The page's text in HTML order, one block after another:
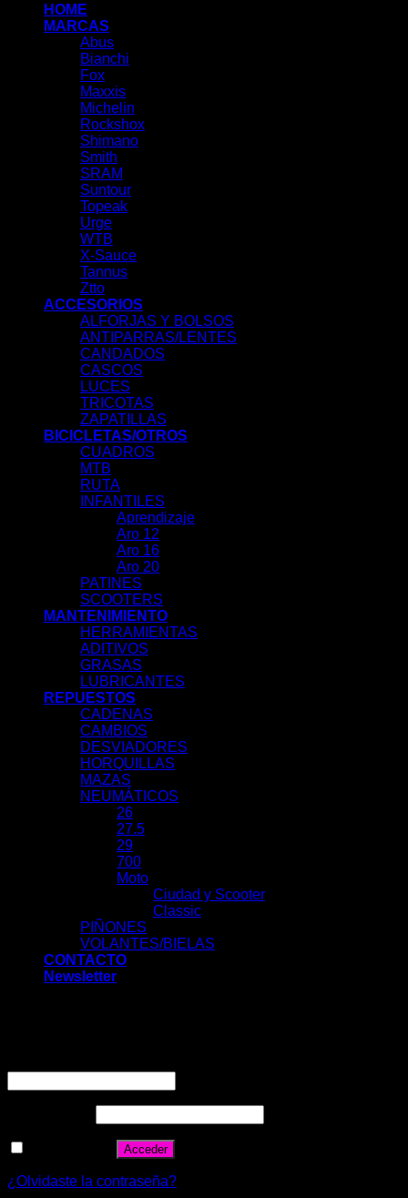
HOME
MARCAS
Abus
Bianchi
Fox
Maxxis
Michelin
Rockshox
Shimano
Smith
SRAM
Suntour
Topeak
Urge
WTB
X-Sauce
Tannus
Ztto
ACCESORIOS
ALFORJAS Y BOLSOS
ANTIPARRAS/LENTES
CANDADOS
CASCOS
LUCES
TRICOTAS
ZAPATILLAS
BICICLETAS/OTROS
CUADROS
MTB
RUTA
INFANTILES
Aprendizaje
Aro 12
Aro 16
Aro 20
PATINES
SCOOTERS
MANTENIMIENTO
HERRAMIENTAS
ADITIVOS
GRASAS
LUBRICANTES
REPUESTOS
CADENAS
CAMBIOS
DESVIADORES
HORQUILLAS
MAZAS
NEUMÁTICOS
26
27.5
29
700
Moto
Ciudad y Scooter
Classic
PIÑONES
VOLANTES/BIELAS
CONTACTO
Newsletter
Acceder
¿Olvidaste la contraseña?